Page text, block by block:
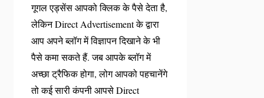
गूगल एड्सेंस आपको क्लिक के पैसे देता है,
लेकिन Direct Advertisement के द्वारा
आप अपने ब्लॉग में विज्ञापन दिखाने के भी
पैसे कमा सकते हैं. जब आपके ब्लॉग में
अच्छा ट्रैफिक होगा, लोग आपको पहचानेंगे
तो कई सारी कंपनी आपसे Direct